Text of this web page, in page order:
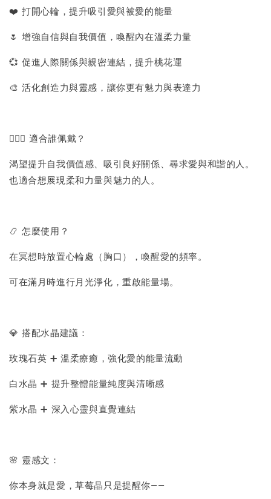
❤️ 打開心輪，提升吸引愛與被愛的能量
🌷 增強自信與自我價值，喚醒內在溫柔力量
💞 促進人際關係與親密連結，提升桃花運
🎨 活化創造力與靈感，讓你更有魅力與表達力
👩‍❤️‍👨 適合誰佩戴？
渴望提升自我價值感、吸引良好關係、尋求愛與和諧的人。
也適合想展現柔和力量與魅力的人。
📿 怎麼使用？
在冥想時放置心輪處（胸口），喚醒愛的頻率。
可在滿月時進行月光淨化，重啟能量場。
💎 搭配水晶建議：
玫瑰石英 ➕ 溫柔療癒，強化愛的能量流動
白水晶 ➕ 提升整體能量純度與清晰感
紫水晶 ➕ 深入心靈與直覺連結
🌸 靈感文：
你本身就是愛，草莓晶只是提醒你——